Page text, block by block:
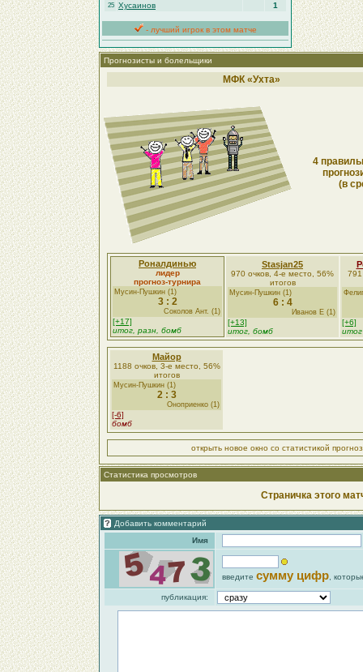
25 Хусаинов 1
- лучший игрок в этом матче
Прогнозисты и болельщики
МФК «Ухта»
4
(в
Роналдинью
лидер
прогноз-турнира
Мусин-Пушкин (1)
3 : 2
Соколов Ант. (1)
[+17]
итог, разн, бомб
Stasjan25
970 очков, 4-е место, 56%
итогов
Мусин-Пушкин (1)
6 : 4
Иванов Е (1)
[+13]
итог, бомб
791
[+6]
итог
Майор
1188 очков, 3-е место, 56%
итогов
Мусин-Пушкин (1)
2 : 3
Оноприенко (1)
[-6]
бомб
открыть новое окно со статистикой
Статистика просмотров
Страничка этого
Добавить комментарий
Имя
введите сумму цифр ,
публикация: